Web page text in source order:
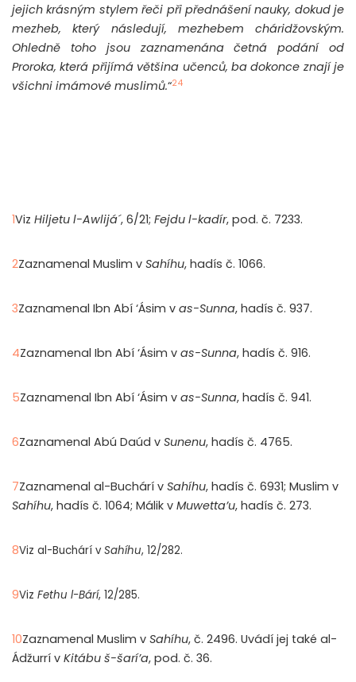
jejich krásným stylem řeči při přednášení nauky, dokud je
mezheb, který následují, mezhebem cháridžovským.
Ohledně toho jsou zaznamenána četná podání od
Proroka, která přijímá většina učenců, ba dokonce znají je
všichni imámové muslimů.“24
1Viz Hiljetu l-Awlijá´, 6/21; Fejdu l-kadír, pod. č. 7233.
2Zaznamenal Muslim v Sahíhu, hadís č. 1066.
3Zaznamenal Ibn Abí ‘Ásim v as-Sunna, hadís č. 937.
4Zaznamenal Ibn Abí ‘Ásim v as-Sunna, hadís č. 916.
5Zaznamenal Ibn Abí ‘Ásim v as-Sunna, hadís č. 941.
6Zaznamenal Abú Daúd v Sunenu, hadís č. 4765.
7Zaznamenal al-Buchárí v Sahíhu, hadís č. 6931; Muslim v
Sahíhu, hadís č. 1064; Málik v Muwetta’u, hadís č. 273.
8Viz al-Buchárí vSahíhu, 12/282.
9Viz Fethu l-Bárí, 12/285.
10Zaznamenal Muslim v Sahíhu, č. 2496. Uvádí jej také al-
Ádžurrí v Kitábu š-šarí’a, pod. č. 36.